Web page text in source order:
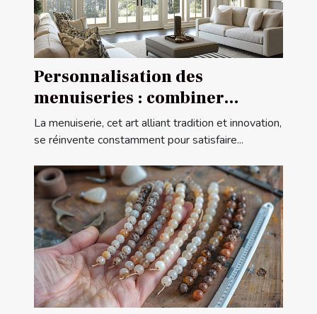
Personnalisation des
menuiseries : combiner
esthétique et fonctionnalité
La menuiserie, cet art alliant tradition et innovation,
se réinvente constamment pour satisfaire...